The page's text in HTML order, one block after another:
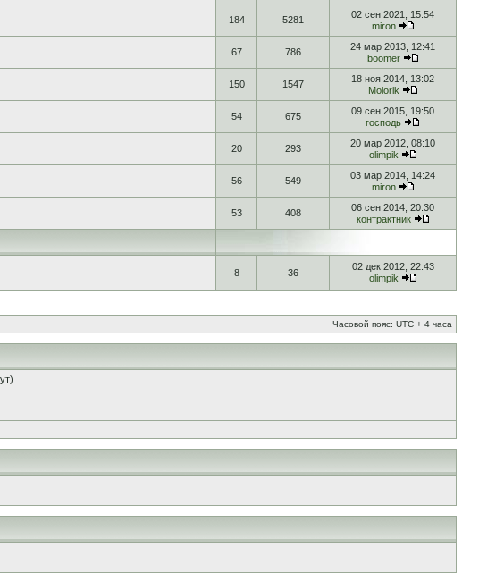
184 5281
02 сен 2021, 15:54
miron
67 786
24 мар 2013, 12:41
boomer
150 1547
18 ноя 2014, 13:02
Molorik
54 675
09 сен 2015, 19:50
господь
20 293
20 мар 2012, 08:10
olimpik
56 549
03 мар 2014, 14:24
miron
53 408
06 сен 2014, 20:30
контрактник
8 36
02 дек 2012, 22:43
olimpik
Часовой пояс: UTC + 4 часа